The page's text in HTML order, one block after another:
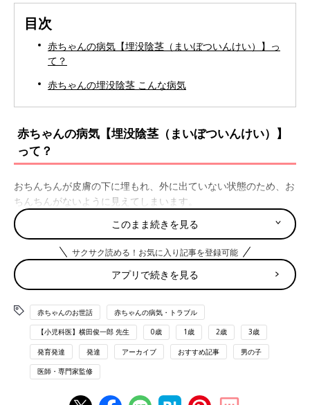
目次
赤ちゃんの病気【埋没陰茎（まいぼついんけい）】っ
て？
赤ちゃんの埋没陰茎 こんな病気
赤ちゃんの病気【埋没陰茎（まいぼついんけい）】
って？
おちんちんが皮膚の下に埋もれ、外に出ていない状態のため、お
ちんちんがないように見えてしまいます。
【医師監修】わが子の性器に悩むママ必
見！男の子赤ちゃんの性器の病気を小児
科医が解説
「おちんちんがいつもと違う。何で？」同性で
はないママは、男の子の性器に気になることが
あると、「どうしたんだろう…」と心配になり
ませんか？ 男の子赤ちゃんの性器で起こりが
ちな6つの病気について、小児科医の山中龍宏
先生にうかがいました。
赤ちゃんの埋没陰茎 こんな病気
おちんちんが皮膚の下に埋もれ、ないように見える状態
おちんちんが皮膚の下に埋もれ、外に出ていない状態のため、お
このまま続きを見る
サクサク読める！お気に入り記事を登録可能
アプリで続きを見る
赤ちゃんのお世話 赤ちゃんの病気・トラブル
【小児科医】横田俊一郎 先生 0歳 1歳 2歳 3歳
発育発達 発達 アーカイブ おすすめ記事 男の子
医師・専門家監修